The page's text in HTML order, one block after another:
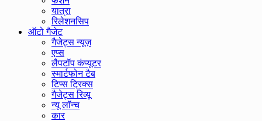
यात्रा
रिलेशनसिप
ऑटो गैजेट
गैजेट्स न्यूज़
एप्स
लैपटॉप कंप्यूटर
स्मार्टफोन टैब
टिप्स ट्रिक्स
गैजेट्स रिव्यू
न्यू लॉन्च
कार